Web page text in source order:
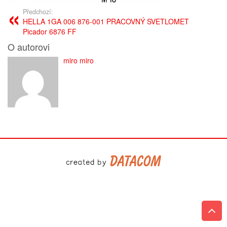
Předchozí:
HELLA 1GA 006 876-001 PRACOVNÝ SVETLOMET
Picador 6876 FF
O autorovi
miro miro